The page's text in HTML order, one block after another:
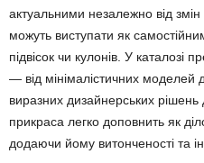
актуальними незалежно від змін
можуть виступати як
підвісок чи кулонів. У каталозі
— від мінімалістичних
виразних дизайнерських
прикраса легко доповнить як
додаючи йому витонченості та